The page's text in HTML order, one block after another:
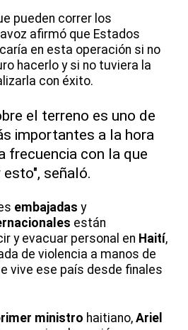
pueden correr los
afirmó que Estados
en esta operación si no
hacerlo y si no tuviera la
con éxito.
el terreno es uno de
importantes a la hora
frecuencia con la que
señaló.
embajadas y
están
y evacuar personal en Haití,
de violencia a manos de
vive ese país desde finales
ministro haitiano, Ariel